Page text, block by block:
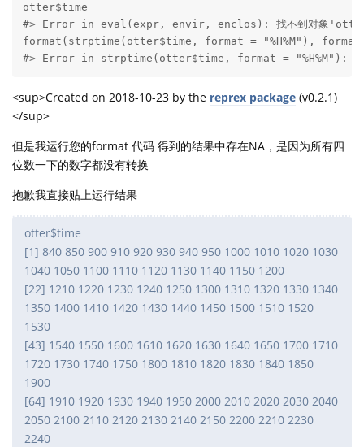
otter$time
#> Error in eval(expr, envir, enclos): 找不到对象
format(strptime(otter$time, format = "%H%M"), format
#> Error in strptime(otter$time, format = "%H%M"):
<sup>Created on 2018-10-23 by the reprex package (v0.2.1)
</sup>
但是我运行您的format 代码 得到的结果中存在NA，是因为所有四
位数一下的数字都没有转换
抱歉我直接贴上运行结果
otter$time
[1] 840 850 900 910 920 930 940 950 1000 1010 1020 1030
1040 1050 1100 1110 1120 1130 1140 1150 1200
[22] 1210 1220 1230 1240 1250 1300 1310 1320 1330 1340
1350 1400 1410 1420 1430 1440 1450 1500 1510 1520
1530
[43] 1540 1550 1600 1610 1620 1630 1640 1650 1700 1710
1720 1730 1740 1750 1800 1810 1820 1830 1840 1850
1900
[64] 1910 1920 1930 1940 1950 2000 2010 2020 2030 2040
2050 2100 2110 2120 2130 2140 2150 2200 2210 2230
2240